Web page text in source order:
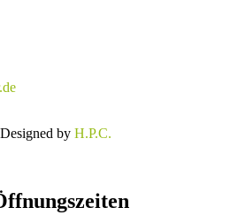
by H.P.C.